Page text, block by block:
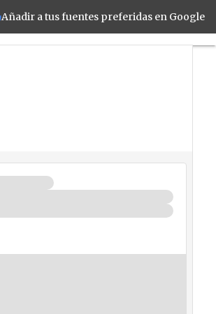
Añadir a tus fuentes preferidas en Google